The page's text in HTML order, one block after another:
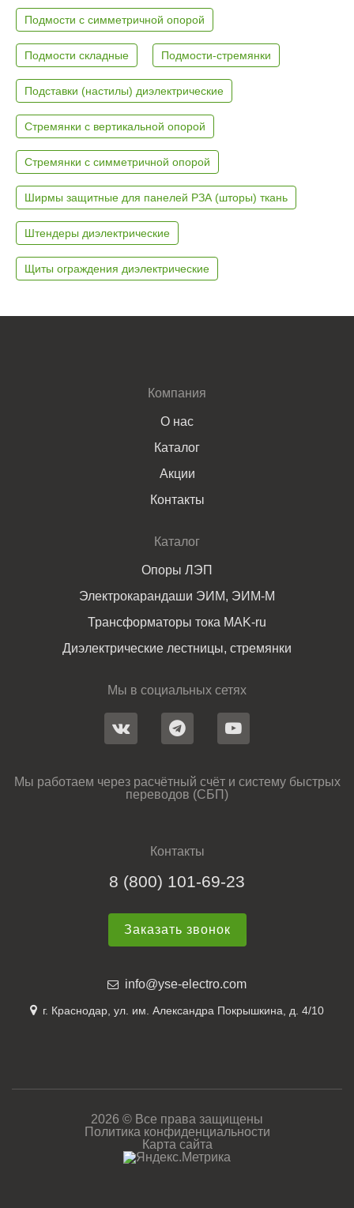
Подмости с симметричной опорой
Подмости складные Подмости-стремянки
Подставки (настилы) диэлектрические
Стремянки с вертикальной опорой
Стремянки с симметричной опорой
Ширмы защитные для панелей РЗА (шторы) ткань
Штендеры диэлектрические
Щиты ограждения диэлектрические
Компания
О нас
Каталог
Акции
Контакты
Каталог
Опоры ЛЭП
Электрокарандаши ЭИМ, ЭИМ-М
Трансформаторы тока MAK-ru
Диэлектрические лестницы, стремянки
Мы в социальных сетях
Мы работаем через расчётный счёт и систему быстрых
переводов (СБП)
Контакты
8 (800) 101-69-23
Заказать звонок
info@yse-electro.com
г. Краснодар, ул. им. Александра Покрышкина, д. 4/10
2026 © Все права защищены
Политика конфиденциальности
Карта сайта